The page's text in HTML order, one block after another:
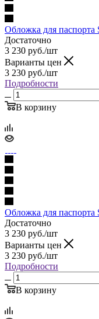
Обложка для
Достаточно
3 230 руб./шт
Варианты цен
3 230 руб./шт
Подробности
В корзину
Обложка для
Достаточно
3 230 руб./шт
Варианты цен
3 230 руб./шт
Подробности
В корзину